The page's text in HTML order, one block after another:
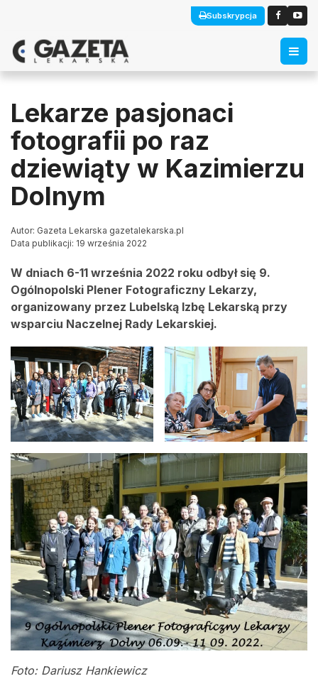
Subskrypcja
Lekarze pasjonaci
fotografii po raz
dziewiąty w Kazimierzu
Dolnym
Autor: Gazeta Lekarska gazetalekarska.pl
Data publikacji: 19 września 2022
W dniach 6-11 września 2022 roku odbył się 9.
Ogólnopolski Plener Fotograficzny Lekarzy,
organizowany przez Lubelską Izbę Lekarską przy
wsparciu Naczelnej Rady Lekarskiej.
Foto: Dariusz Hankiewicz